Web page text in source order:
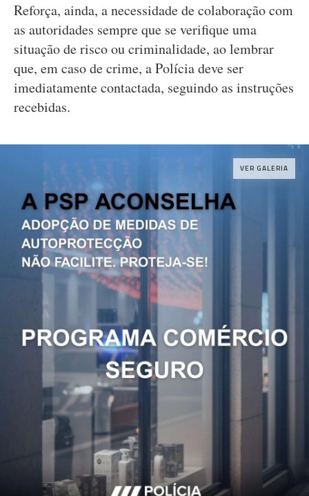
Reforça, ainda, a necessidade de colaboração com
as autoridades sempre que se verifique uma
situação de risco ou criminalidade, ao lembrar
que, em caso de crime, a Polícia deve ser
imediatamente contactada, seguindo as instruções
recebidas.
VER GALERIA